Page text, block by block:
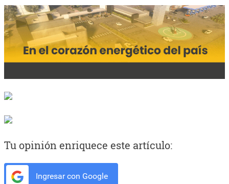
Tu opinión enriquece este artículo:
Ingresar con Google